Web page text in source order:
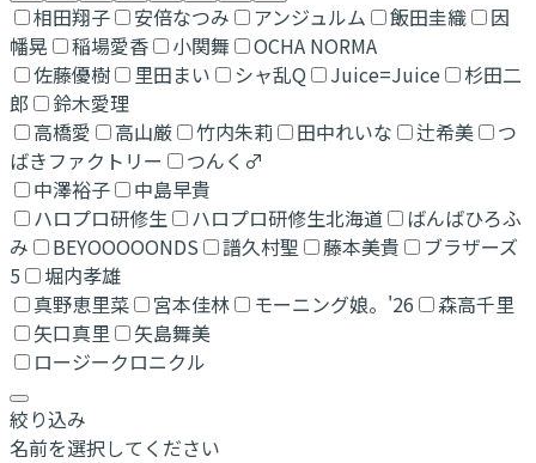
相田翔子 安倍なつみ アンジュルム 飯田圭織
因
幡晃
稲場愛香 小関舞
OCHA NORMA
佐藤優樹
里田まい シャ乱Q Juice=Juice
杉田二
郎
鈴木愛理
高橋愛
高山厳 竹内朱莉 田中れいな 辻希美
つ
ばきファクトリー
つんく♂
中澤裕子
中島早貴
ハロプロ研修生
ハロプロ研修生北海道
ばんばひろふ
み
BEYOOOOONDS 譜久村聖 藤本美貴
ブラザーズ
5
堀内孝雄
真野恵里菜
宮本佳林 モーニング娘。'26
森高千里
矢口真里
矢島舞美
ロージークロニクル
絞り込み
名前を選択してください